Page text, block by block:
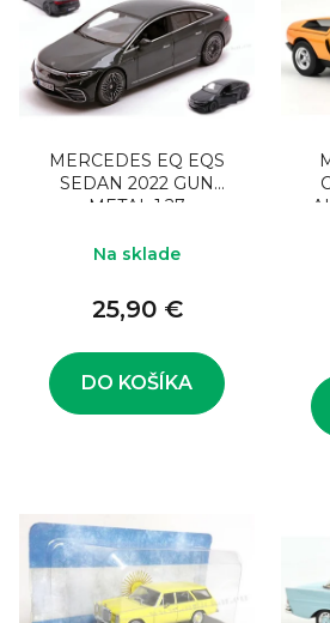
MERCEDES EQ EQS
SEDAN 2022 GUN
METAL 1:27
Na sklade
25,90 €
DO KOŠÍKA